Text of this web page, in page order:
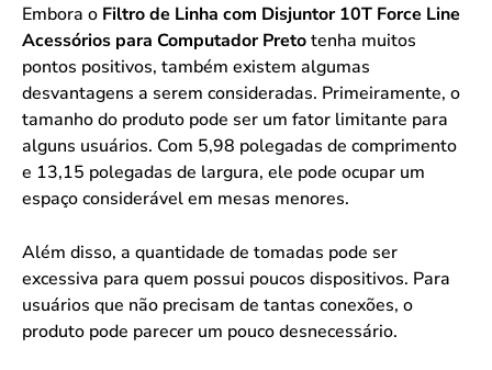
Embora o Filtro de Linha com Disjuntor 10T Force Line
Acessórios para Computador Pretotenha muitos
pontos positivos, também existem algumas
desvantagens a serem consideradas. Primeiramente, o
tamanho do produto pode ser um fator limitante para
alguns usuários. Com 5,98 polegadas de comprimento
e 13,15 polegadas de largura, ele pode ocupar um
espaço considerável em mesas menores.
Além disso, a quantidade de tomadas pode ser
excessiva para quem possui poucos dispositivos. Para
usuários que não precisam de tantas conexões, o
produto pode parecer um pouco desnecessário.